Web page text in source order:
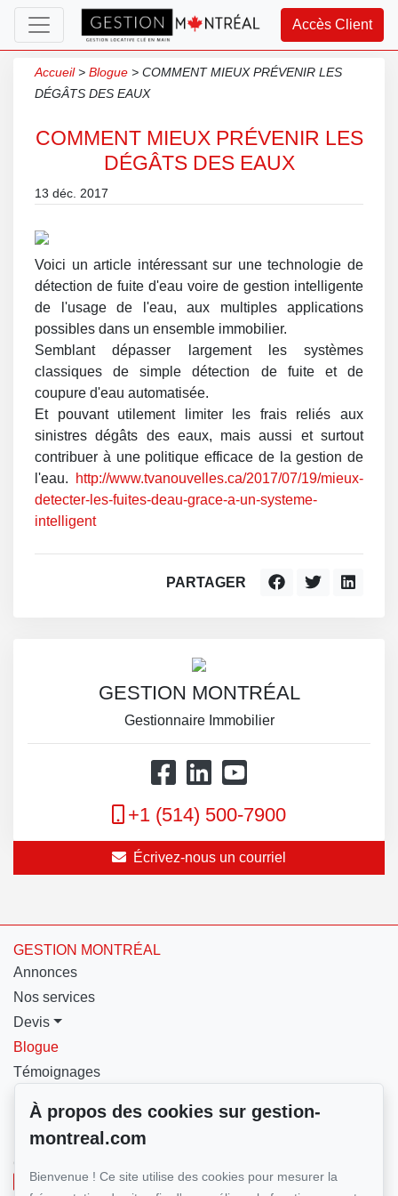
Accès Client
Accueil > Blogue > COMMENT MIEUX PRÉVENIR LES
DÉGÂTS DES EAUX
COMMENT MIEUX PRÉVENIR LES
DÉGÂTS DES EAUX
13 déc. 2017
Voici un article intéressant sur une technologie de
détection de fuite d'eau voire de gestion intelligente
de l'usage de l'eau, aux multiples applications
possibles dans un ensemble immobilier.
Semblant dépasser largement les systèmes
classiques de simple détection de fuite et de
coupure d'eau automatisée.
Et pouvant utilement limiter les frais reliés aux
sinistres dégâts des eaux, mais aussi et surtout
contribuer à une politique efficace de la gestion de
l'eau.
http://www.tvanouvelles.ca/2017/07/19/mieux-
detecter-les-fuites-deau-grace-a-un-systeme-
intelligent
PARTAGER
GESTION MONTRÉAL
Gestionnaire Immobilier
+1 (514) 500-7900
Écrivez-nous un courriel
GESTION MONTRÉAL
Annonces
Nos services
Devis
Blogue
Témoignages
Pour nous joindre
GESTION MONTRÉAL
+1 (514) 500-7900
À propos des cookies sur gestion-
montreal.com
Bienvenue ! Ce site utilise des cookies pour mesurer la